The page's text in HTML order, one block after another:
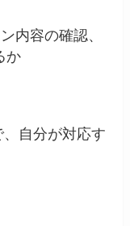
内容の確認、
か
自分が対応す